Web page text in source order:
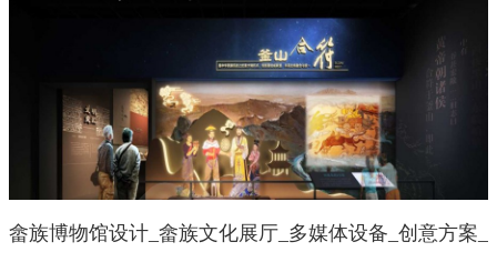
畲族博物馆设计_畲族文化展厅_多媒体设备_创意方案_